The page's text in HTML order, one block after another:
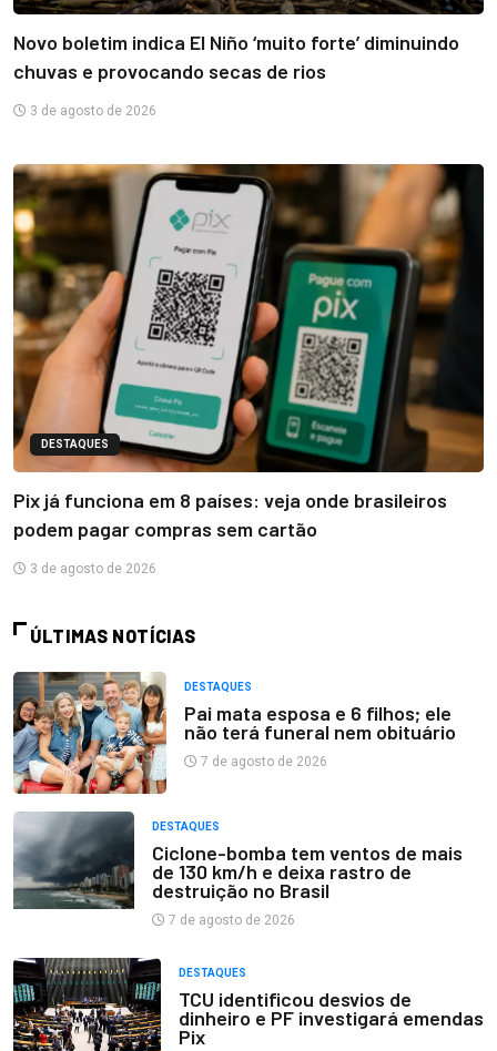
Novo boletim indica El Niño ‘muito forte’ diminuindo
chuvas e provocando secas de rios
3 de agosto de 2026
DESTAQUES
Pix já funciona em 8 países: veja onde brasileiros
podem pagar compras sem cartão
3 de agosto de 2026
ÚLTIMAS NOTÍCIAS
DESTAQUES
Pai mata esposa e 6 filhos; ele
não terá funeral nem obituário
7 de agosto de 2026
DESTAQUES
Ciclone-bomba tem ventos de mais
de 130 km/h e deixa rastro de
destruição no Brasil
7 de agosto de 2026
DESTAQUES
TCU identificou desvios de
dinheiro e PF investigará emendas
Pix